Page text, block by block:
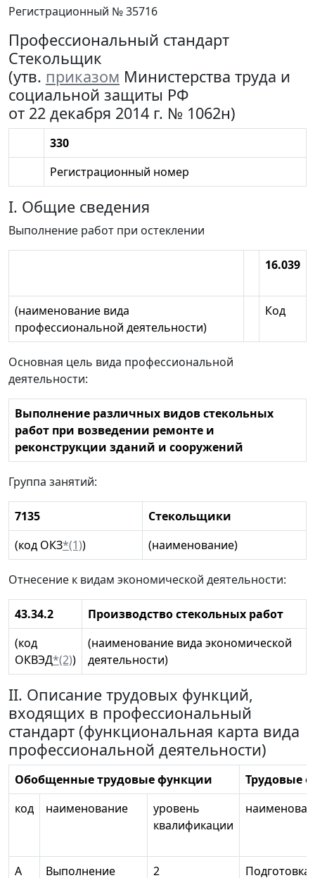
Регистрационный № 35716
Профессиональный стандарт
Стекольщик
(утв. приказом Министерства труда и
социальной защиты РФ
от 22 декабря 2014 г. № 1062н)
330
Регистрационный номер
I. Общие сведения
Выполнение работ при остеклении
16.039
(наименование вида
профессиональной деятельности)
Код
Основная цель вида профессиональной
деятельности:
Выполнение различных видов стекольных
работ при возведении ремонте и
реконструкции зданий и сооружений
Группа занятий:
7135
Стекольщики
(код ОКЗ*(1)) (наименование)
Отнесение к видам экономической деятельности:
43.34.2
Производство стекольных работ
(код
ОКВЭД*(2))
(наименование вида экономической
деятельности)
II. Описание трудовых функций,
входящих в профессиональный
стандарт (функциональная карта вида
профессиональной деятельности)
Обобщенные трудовые функции
Трудовые
код
наименование
уровень
квалификации
А
Выполнение
2
Подготовка